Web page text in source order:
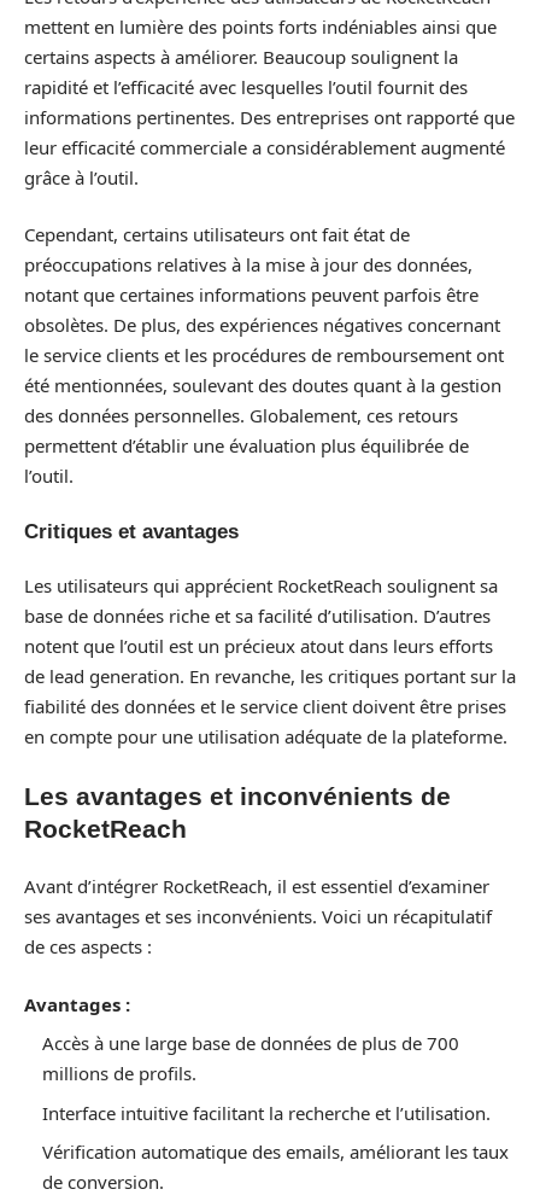
mettent en lumière des points forts indéniables ainsi que
certains aspects à améliorer. Beaucoup soulignent la
rapidité et l’efficacité avec lesquelles l’outil fournit des
informations pertinentes. Des entreprises ont rapporté que
leur efficacité commerciale a considérablement augmenté
grâce à l’outil.
Cependant, certains utilisateurs ont fait état de
préoccupations relatives à la mise à jour des données,
notant que certaines informations peuvent parfois être
obsolètes. De plus, des expériences négatives concernant
le service clients et les procédures de remboursement ont
été mentionnées, soulevant des doutes quant à la gestion
des données personnelles. Globalement, ces retours
permettent d’établir une évaluation plus équilibrée de
l’outil.
Critiques et avantages
Les utilisateurs qui apprécient RocketReach soulignent sa
base de données riche et sa facilité d’utilisation. D’autres
notent que l’outil est un précieux atout dans leurs efforts
de lead generation. En revanche, les critiques portant sur la
fiabilité des données et le service client doivent être prises
en compte pour une utilisation adéquate de la plateforme.
Les avantages et inconvénients de
RocketReach
Avant d’intégrer RocketReach, il est essentiel d’examiner
ses avantages et ses inconvénients. Voici un récapitulatif
de ces aspects :
Avantages :
Accès à une large base de données de plus de 700
millions de profils.
Interface intuitive facilitant la recherche et l’utilisation.
Vérification automatique des emails, améliorant les taux
de conversion.